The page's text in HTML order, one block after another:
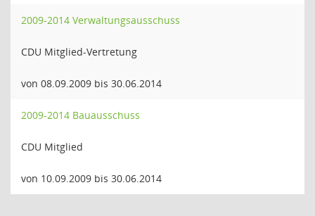
2009-2014 Verwaltungsausschuss
CDU Mitglied-Vertretung
von 08.09.2009 bis 30.06.2014
2009-2014 Bauausschuss
CDU Mitglied
von 10.09.2009 bis 30.06.2014